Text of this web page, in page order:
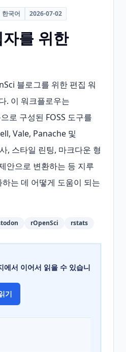
한국어 2026-07-02
를 위한
블로그를 위한 편집 워
. 이 워크플로우는
로 구성된 FOSS 도구를
Vale, Panache 및
, 스타일 린팅, 마크다운 형
안으로 변환하는 등 지루
는 데 어떻게 도움이 되는
rOpenSci rstats
에서 이어서 읽을 수 있습니
기